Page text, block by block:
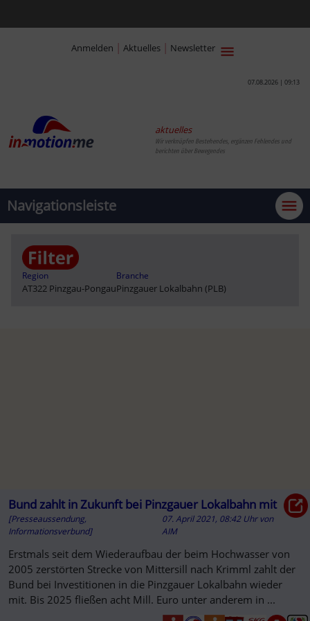
Anmelden | Aktuelles | Newsletter
07.08.2026 | 09:13
aktuelles
Wir verknüpfen Bestehendes, ergänzen Fehlendes und
berichten über Bewegendes
Navigationsleiste
Region
AT322 Pinzgau-Pongau
Branche
Pinzgauer Lokalbahn (PLB)
Bund zahlt in Zukunft bei Pinzgauer Lokalbahn mit
[Presseaussendung,
Informationsverbund]
07. April 2021, 08:42 Uhr von
AIM
Erstmals seit dem Wiederaufbau der beim Hochwasser von
2005 zerstörten Strecke von Mittersill nach Krimml zahlt der
Bund bei Investitionen in die Pinzgauer Lokalbahn wieder
mit. Bis 2025 fließen acht Mill. Euro unter anderem in ...